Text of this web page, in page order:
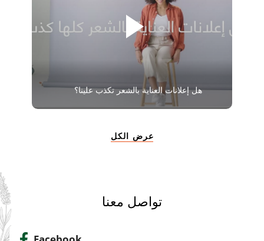
هل إعلانات العناية بالشعر تكذب علينا؟
عرض الكل
تواصل معنا